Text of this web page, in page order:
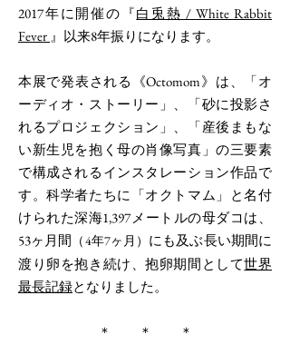
2017年に開催の『白兎熱 / White Rabbit
Fever 』以来8年振りになります。
本展で発表される《Octomom》は、「オ
ーディオ・ストーリー」、「砂に投影さ
れるプロジェクション」、「産後まもな
い新生児を抱く母の肖像写真」の三要素
で構成されるインスタレーション作品で
す。科学者たちに「オクトマム」と名付
けられた深海1,397メートルの母ダコは、
53ヶ月間 （4年7ヶ月） にも及ぶ長い期間に
渡り卵を抱き続け、抱卵期間として世界
最長記録となりました。
＊ ＊ ＊